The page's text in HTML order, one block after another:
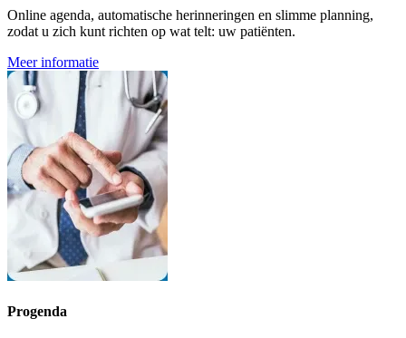
Online agenda, automatische herinneringen en slimme planning,
zodat u zich kunt richten op wat telt: uw patiënten.
Meer informatie
Progenda